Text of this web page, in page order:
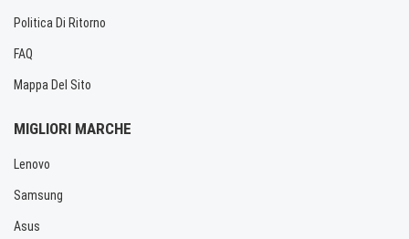
Politica Di Ritorno
FAQ
Mappa Del Sito
MIGLIORI MARCHE
Lenovo
Samsung
Asus